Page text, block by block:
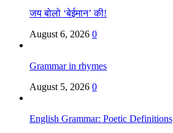
जय बोलो ‘बेईमान’ की!
August 6, 2026 0
Grammar in rhymes
August 5, 2026 0
English Grammar: Poetic Definitions